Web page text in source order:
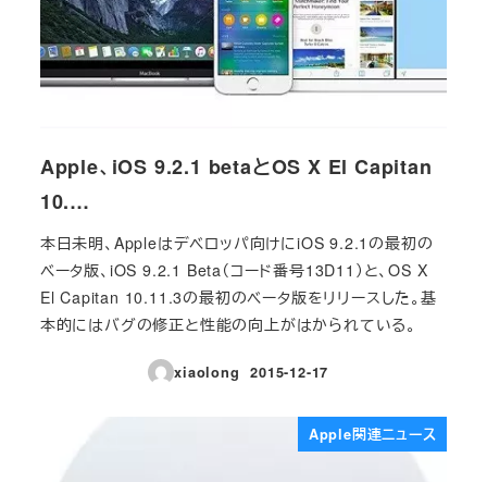
Apple、iOS 9.2.1 betaとOS X El Capitan
10.…
本日未明、Appleはデベロッパ向けにiOS 9.2.1の最初の
ベータ版、iOS 9.2.1 Beta（コード番号13D11）と、OS X
El Capitan 10.11.3の最初のベータ版をリリースした。基
本的にはバグの修正と性能の向上がはかられている。
xiaolong
投稿日
2015-12-17
Apple関連ニュース